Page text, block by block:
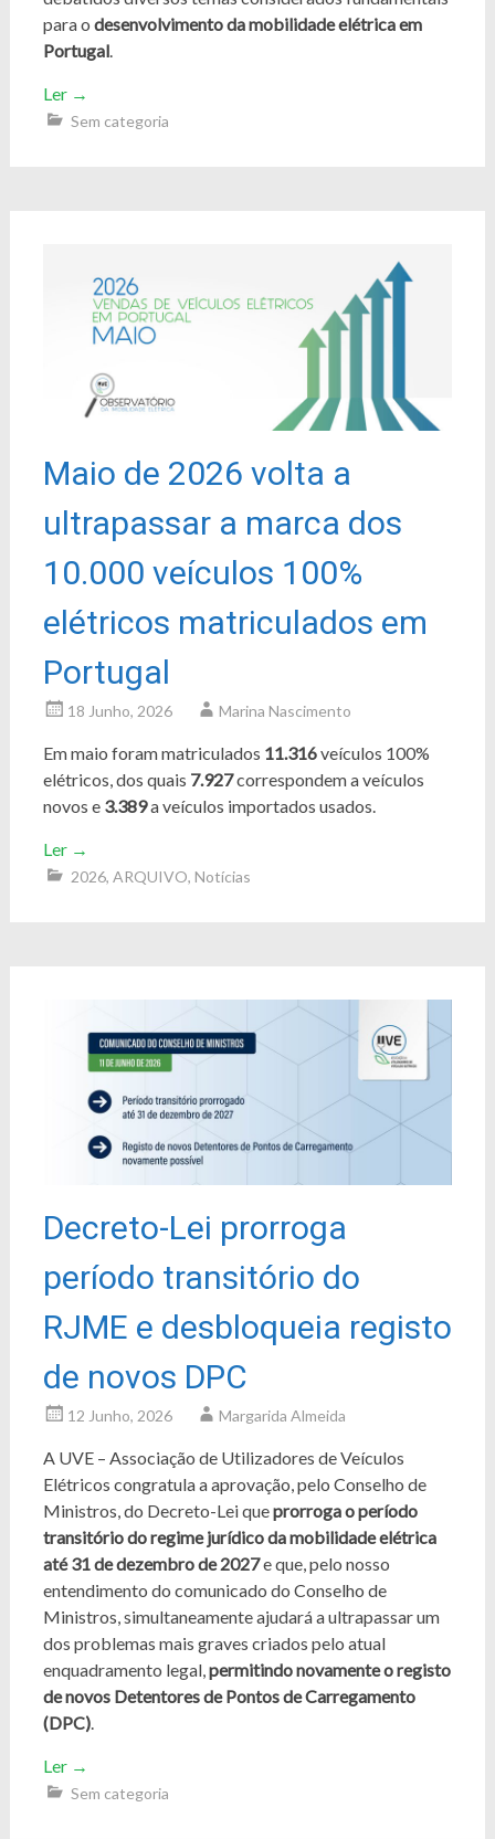
para o desenvolvimento da mobilidade elétrica em
Portugal.
Ler →
Sem categoria
Maio de 2026 volta a
ultrapassar a marca dos
10.000 veículos 100%
elétricos matriculados em
Portugal
18 Junho, 2026 Marina Nascimento
Em maio foram matriculados 11.316veículos 100%
elétricos, dos quais 7.927correspondem a veículos
novos e 3.389a veículos importados usados.
Ler →
2026, ARQUIVO, Notícias
Decreto-Lei prorroga
período transitório do
RJME e desbloqueia registo
de novos DPC
12 Junho, 2026 Margarida Almeida
A UVE – Associação de Utilizadores de Veículos
Elétricos congratula a aprovação, pelo Conselho de
Ministros, do Decreto-Lei queprorroga o período
transitório do regime jurídico da mobilidade elétrica
até 31 de dezembro de 2027e que, pelo nosso
entendimento do comunicado do Conselho de
Ministros, simultaneamente ajudará a ultrapassar um
dos problemas mais graves criados pelo atual
enquadramento legal,permitindo novamente o registo
de novos Detentores de Pontos de Carregamento
(DPC).
Ler →
Sem categoria